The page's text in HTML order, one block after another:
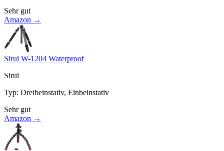
Sehr gut
Amazon →
Sirui W-1204 Waterproof
Sirui
Typ: Dreibeinstativ, Einbeinstativ
Sehr gut
Amazon →